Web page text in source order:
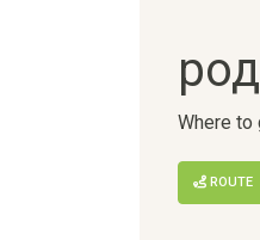
Where to
ROUTE